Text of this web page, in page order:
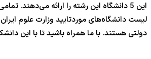
این 5 دانشگاه این رشته را ارائه می‌دهند.
لیست دانشگاه‌های موردتایید وزارت علوم ایران
دولتی هستند. با ما همراه باشید تا با این